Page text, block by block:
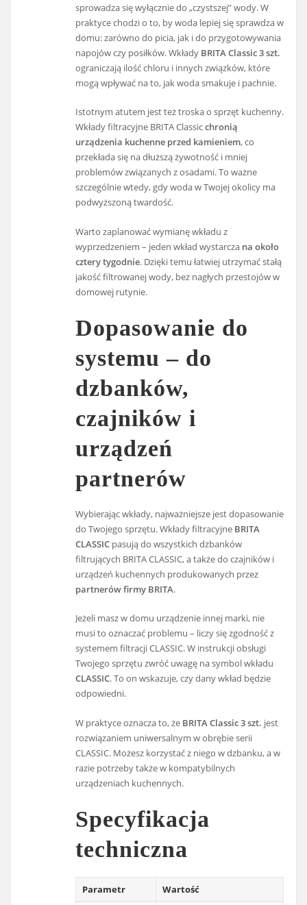
sprowadza się wyłącznie do „czystszej” wody. W
praktyce chodzi o to, by woda lepiej się sprawdza w
domu: zarówno do picia, jak i do przygotowywania
napojów czy posiłków. Wkłady BRITA Classic 3 szt.
ograniczają ilość chloru i innych związków, które
mogą wpływać na to, jak woda smakuje i pachnie.
Istotnym atutem jest też troska o sprzęt kuchenny.
Wkłady filtracyjne BRITA Classicchronią
urządzenia kuchenne przed kamieniem, co
przekłada się na dłuższą żywotność i mniej
problemów związanych z osadami. To ważne
szczególnie wtedy, gdy woda w Twojej okolicy ma
podwyższoną twardość.
Warto zaplanować wymianę wkładu z
wyprzedzeniem – jeden wkład wystarcza na około
cztery tygodnie. Dzięki temu łatwiej utrzymać stałą
jakość filtrowanej wody, bez nagłych przestojów w
domowej rutynie.
Dopasowanie do
systemu – do
dzbanków,
czajników i
urządzeń
partnerów
Wybierając wkłady, najważniejsze jest dopasowanie
do Twojego sprzętu. Wkłady filtracyjne BRITA
CLASSIC pasują do wszystkich dzbanków
filtrujących BRITA CLASSIC, a także do czajników i
urządzeń kuchennych produkowanych przez
partnerów firmy BRITA.
Jeżeli masz w domu urządzenie innej marki, nie
musi to oznaczać problemu – liczy się zgodność z
systemem filtracji CLASSIC. W instrukcji obsługi
Twojego sprzętu zwróć uwagę na symbol wkładu
CLASSIC. To on wskazuje, czy dany wkład będzie
odpowiedni.
W praktyce oznacza to, że BRITA Classic 3 szt. jest
rozwiązaniem uniwersalnym w obrębie serii
CLASSIC. Możesz korzystać z niego w dzbanku, a w
razie potrzeby także w kompatybilnych
urządzeniach kuchennych.
Specyfikacja
techniczna
Parametr Wartość